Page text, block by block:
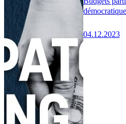
04.12.2023